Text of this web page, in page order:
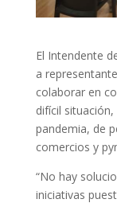
El Intendente
a
colaborar en
difícil
pandemia, de
comercios y
“No hay
iniciativas